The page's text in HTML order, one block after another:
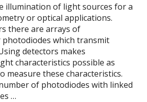
illumination of light sources for a
or optical applications.
there are arrays of
which transmit
detectors makes
characteristics possible as
measure these characteristics.
of photodiodes with linked
…